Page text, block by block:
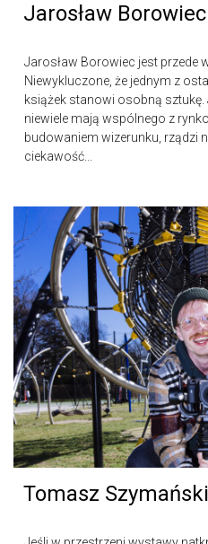
Jarosław Borowiec
Jarosław Borowiec jest przede
Niewykluczone, że jednym z
książek stanowi osobną sztukę.
niewiele mają wspólnego z
budowaniem wizerunku, rządzi
ciekawość...
Tomasz Szymański